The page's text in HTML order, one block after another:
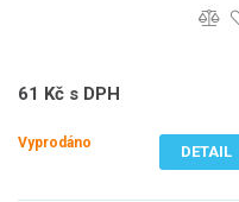
61 Kč s DPH
Vyprodáno
DETAIL